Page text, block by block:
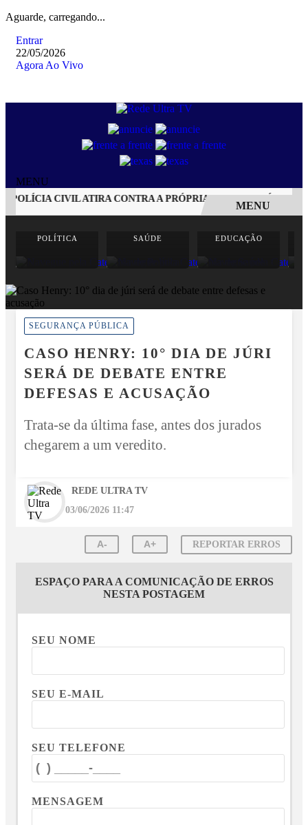
Aguarde, carregando...
Entrar
22/05/2026
Agora Ao Vivo
MENU
CIVIL ATIRA CONTRA A PRÓPRIA CABEÇA APÓS
EM ALTA
MENU
POLÍTICA SAÚDE EDUCAÇÃO
SEGURANÇA PÚBLICA
CASO HENRY: 10° DIA DE JÚRI
SERÁ DE DEBATE ENTRE
DEFESAS E ACUSAÇÃO
Trata-se da última fase, antes dos jurados
chegarem a um veredito.
REDE ULTRA TV
03/06/2026 11:47
A- A+ REPORTAR ERROS
ESPAÇO PARA A COMUNICAÇÃO DE ERROS
NESTA POSTAGEM
SEU NOME
SEU E-MAIL
SEU TELEFONE
MENSAGEM